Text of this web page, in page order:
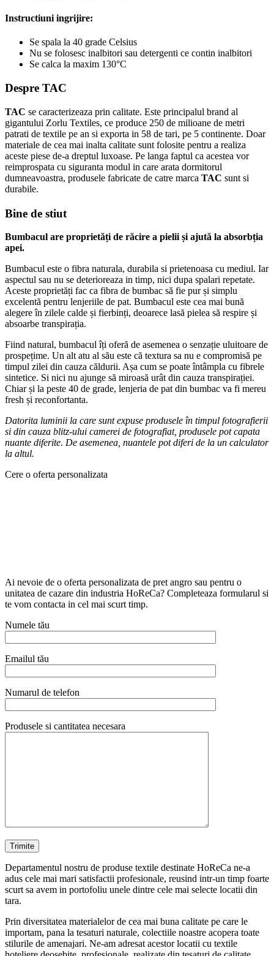
Instructiuni ingrijire:
Se spala la 40 grade Celsius
Nu se folosesc inalbitori sau detergenti ce contin inalbitori
Se calca la maxim 130°C
Despre TAC
TAC se caracterizeaza prin calitate. Este principalul brand al
gigantului Zorlu Textiles, ce produce 250 de milioane de metri
patrati de textile pe an si exporta in 58 de tari, pe 5 continente. Doar
materiale de cea mai inalta calitate sunt folosite pentru a realiza
aceste piese de-a dreptul luxoase. Pe langa faptul ca acestea vor
reimprospata cu siguranta modul in care arata dormitorul
dumneavoastra, produsele fabricate de catre marca TAC sunt si
durabile.
Bine de stiut
Bumbacul are proprietăți de răcire a pielii și ajută la absorbția
apei.
Bumbacul este o fibra naturala, durabila si prietenoasa cu mediul. Iar
aspectul sau nu se deterioreaza in timp, nici dupa spalari repetate.
Aceste proprietăți fac ca fibra de bumbac să fie pur și simplu
excelentă pentru lenjeriile de pat. Bumbacul este cea mai bună
alegere în zilele calde și fierbinți, deoarece lasă pielea să respire și
absoarbe transpirația.
Fiind natural, bumbacul îți oferă de asemenea o senzație uluitoare de
prospețime. Un alt atu al său este că textura sa nu e compromisă pe
timpul zilei din cauza căldurii. Așa cum se poate întâmpla cu fibrele
sintetice. Si nici nu ajunge să miroasă urât din cauza transpirației.
Chiar și la peste 40 de grade, lenjeria de pat din bumbac va fi mereu
fresh și reconfortanta.
Datorita luminii la care sunt expuse produsele în timpul fotografierii
si din cauza blitz-ului camerei de fotografiat, produsele pot capata
nuante diferite. De asemenea, nuantele pot diferi de la un calculator
la altul.
Cere o oferta personalizata
Ai nevoie de o oferta personalizata de pret angro sau pentru o
unitatea de cazare din industria HoReCa? Completeaza formularul si
te vom contacta in cel mai scurt timp.
Numele tău
Emailul tău
Numarul de telefon
Produsele si cantitatea necesara
Departamentul nostru de produse textile destinate HoReCa ne-a
adus cele mai mari satisfactii profesionale, reusind intr-un timp foarte
scurt sa avem in portofoliu unele dintre cele mai selecte locatii din
tara.
Prin diversitatea materialelor de cea mai buna calitate pe care le
importam, pana la tesaturi naturale, colectiile noastre acopera toate
stilurile de amenajari. Ne-am adresat acestor locatii cu textile